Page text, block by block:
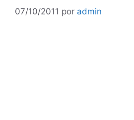
07/10/2011 por admin